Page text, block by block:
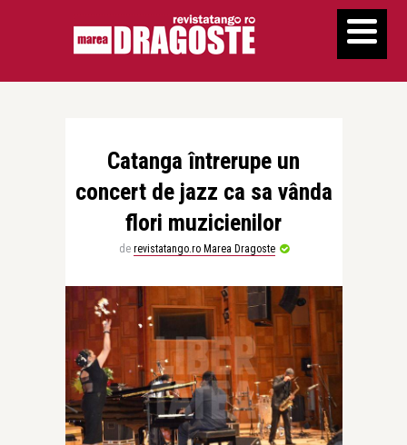
Catanga întrerupe un
concert de jazz ca sa vânda
flori muzicienilor
de revistatango.ro Marea Dragoste